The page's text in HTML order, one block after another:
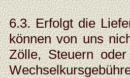
6.3. Erfolgt die
können von uns
Zölle, Steuern oder